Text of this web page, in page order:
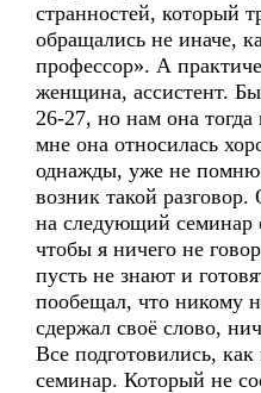
странностей, который
обращались не иначе,
профессор». А
женщина, ассистент.
26-27, но нам она тогда
мне она относилась
однажды, уже не помню
возник такой
на следующий семинар
чтобы я ничего не
пусть не знают и
пообещал, что никому
сдержал своё слово,
Все подготовились,
семинар. Который не